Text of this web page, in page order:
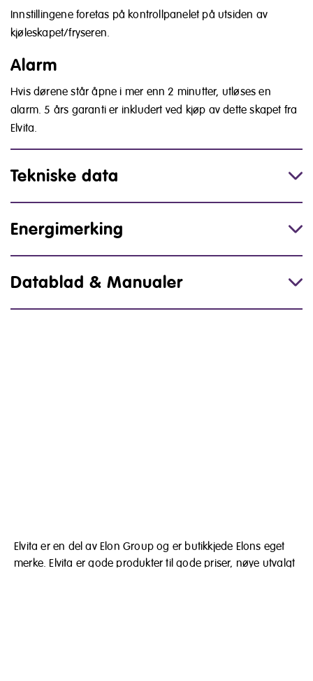
Innstillingene foretas på kontrollpanelet på utsiden av
kjøleskapet/fryseren.
Alarm
Hvis dørene står åpne i mer enn 2 minutter, utløses en
alarm. 5 års garanti er inkludert ved kjøp av dette skapet fra
Elvita.
Tekniske data
Energimerking
Datablad & Manualer
Elvita er en del av Elon Group og er butikkjede Elons eget
merke. Elvita er gode produkter til gode priser, nøye utvalgt